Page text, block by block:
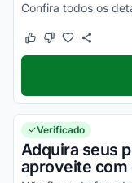
Este cupom
Este cupom não
Verificado
Adquira seus
aproveite